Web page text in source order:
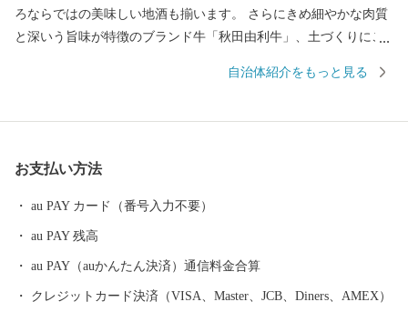
ろならではの美味しい地酒も揃います。 さらにきめ細やかな肉質
と深いう旨味が特徴のブランド牛「秋田由利牛」、土づくりにこ
す。 由利本荘市の魅力を、食を通じてぜひお楽しみください。
自治体紹介をもっと見る
お支払い方法
au PAY カード（番号入力不要）
au PAY 残高
au PAY（auかんたん決済）通信料金合算
クレジットカード決済（VISA、Master、JCB、Diners、AMEX）